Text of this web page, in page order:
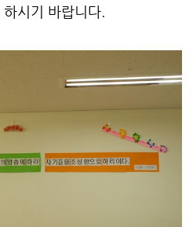
시기 바랍니다.